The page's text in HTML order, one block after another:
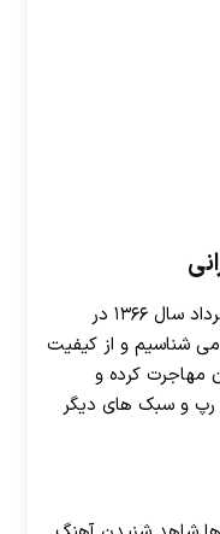
خواننده مشهور که متولد ۲۲ مرداد سال ۱۳۶۶ در
شناسیم و از کیفیت
مهاجرت کرده و
رپ و سبک های دیگر